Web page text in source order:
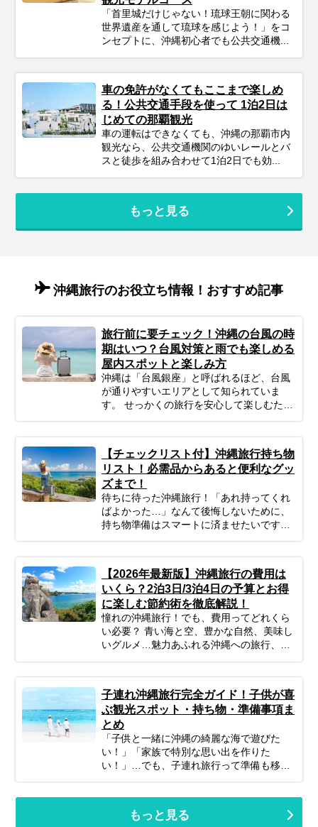
「首里城だけじゃない！琉球王朝に関わる
世界遺産を通して琉球を感じよう！」をコ
ンセプトに、沖縄初心者でも公共交通機...
車の免許がなくてもここまで楽しめ
る！公共交通手段を使って 1泊2日は
じめての那覇観光
車の運転はできなくても、沖縄の那覇市内
観光なら、公共交通機関のゆいレールとバ
スと徒歩を組み合わせて1泊2日でも効...
もっと見る
沖縄旅行のお役立ち情報！おすすめ記事
旅行前に要チェック！沖縄の台風の時
期はいつ？台風対策と雨でも楽しめる
屋内スポットと楽しみ方
沖縄は「台風銀座」と呼ばれるほど、台風
が通りやすいエリアとして知られていま
す。 せっかくの旅行を安心して楽しむため
【チェックリスト付】沖縄旅行持ち物
リスト！必需品からあると便利なグッ
ズまで！
待ちに待った沖縄旅行！「あれ持ってくれ
ばよかった…」なんて後悔しないために、
持ち物準備はスマートに済ませたいですよ
旅行をスタートさせるための準備を始めま
しょう♪
【2026年最新版】沖縄旅行の費用は
いくら？2泊3日/3泊4日の予算とお得
に楽しむ節約術を徹底解説！
憧れの沖縄旅行！でも、費用ってどれくら
い必要？ 青い海と空、豊かな自然、美味し
いグルメ…魅力あふれる沖縄への旅行、考
えている方も多いのではないでしょうか。
でも、気になるのが「実際いくらかかる
の？」という費用面。旅行費用は、時期や
日数、過ごし方によって大きく変わりま
す。 この記事では、沖縄旅行のリアルな予
算感から、賢く費用を抑えるコツ、予算別
のモデルプランまで、あなたの旅行計画に
役立つ情報をギュッとまとめてお届けしま
旅行を実現しましょう。
子連れ沖縄旅行完全ガイド！子供が喜
ぶ観光スポット・持ち物・準備事項ま
とめ
「子供と一緒に沖縄の綺麗な海で遊びた
い！」「家族で特別な思い出を作りた
い！」…でも、子連れ旅行って準備も移動
ます。 このガイドでは、子連れファミリー
もっと見る